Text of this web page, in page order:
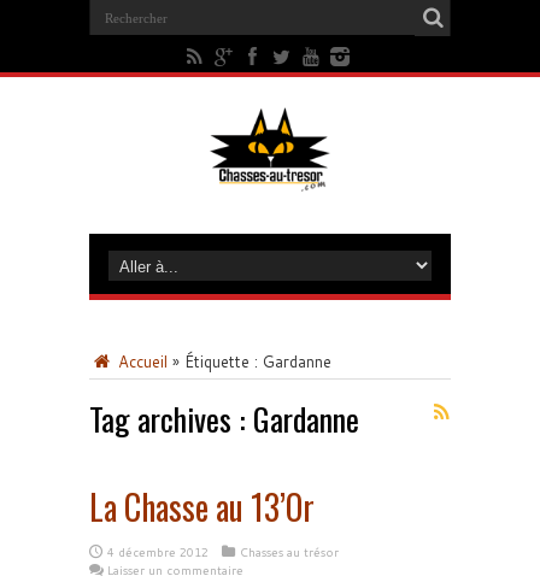
Accueil » Étiquette : Gardanne
Tag archives : Gardanne
La Chasse au 13’Or
4 décembre 2012
Chasses au trésor
Laisser un commentaire